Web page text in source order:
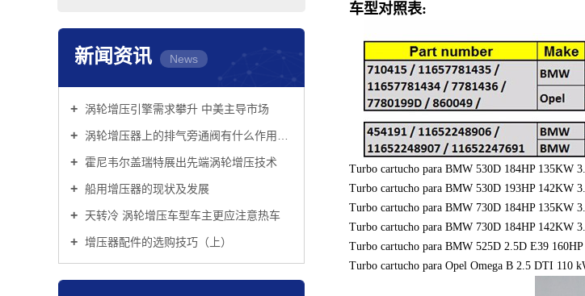
新闻资讯 News
涡轮增压引擎需求攀升 中美主导市场
涡轮增压器上的排气旁通阀有什么作用？它的控制方式有哪些？
霍尼韦尔盖瑞特展出先端涡轮增压技术
船用增压器的现状及发展
天转冷 涡轮增压车型车主更应注意热车
增压器配件的选购技巧（上）
车型对照表:
Turbo cartucho para BMW 530D 184HP 135KW
Turbo cartucho para BMW 530D 193HP 142KW
Turbo cartucho para BMW 730D 184HP 135KW
Turbo cartucho para BMW 730D 184HP 142KW
Turbo cartucho para BMW 525D 2.5D E39
Turbo cartucho para Opel Omega B 2.5 DTI 110